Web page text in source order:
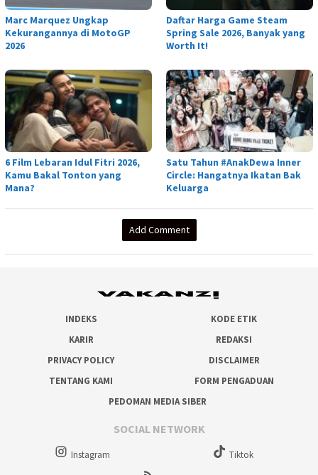
Marc Marquez Ungkap
Kekurangannya di MotoGP
2026
Daftar Harga Game Steam
Spring Sale 2026, Banyak yang
Worth It!
6 Film Lebaran Idul Fitri 2026,
Kamu Bakal Tonton yang
Mana?
Satu Tahun #AnakDewa Inner
Circle: Hangatnya Ikatan Bak
Keluarga
Add Comment
INDEKS
KODE ETIK
KARIR
REDAKSI
PRIVACY POLICY
DISCLAIMER
TENTANG KAMI
FORM PENGADUAN
PEDOMAN MEDIA SIBER
SOCIAL NETWORK
Instagram
Tiktok